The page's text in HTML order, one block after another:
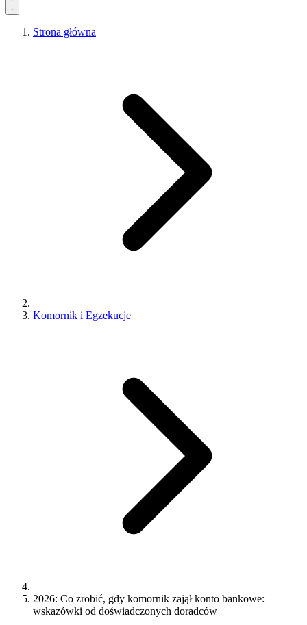
Strona główna
Komornik i Egzekucje
2026: Co zrobić, gdy komornik zajął konto bankowe:
wskazówki od doświadczonych doradców